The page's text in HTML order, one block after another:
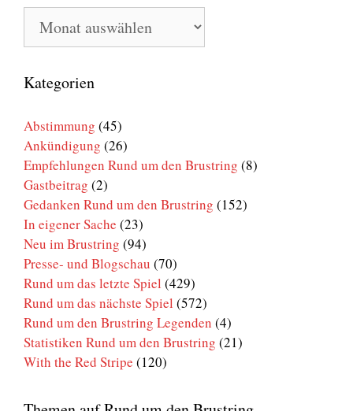
Bisher
auf
Rund
den
Brustring
Kategorien
Abstimmung (45)
Ankündigung (26)
Empfehlungen Rund um den Brustring (8)
Gastbeitrag (2)
Gedanken Rund um den Brustring (152)
In eigener Sache (23)
Neu im Brustring (94)
Presse- und Blogschau (70)
Rund um das letzte Spiel (429)
Rund um das nächste Spiel (572)
Rund um den Brustring Legenden (4)
Statistiken Rund um den Brustring (21)
With the Red Stripe (120)